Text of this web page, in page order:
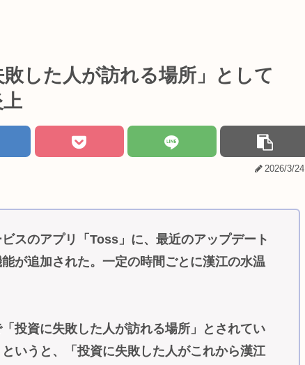
した人が訪れる場所」として
上
2026/3/24
スのアプリ「Toss」に、最近のアップデート
が追加された。一定の時間ごとに漢江の水温
投資に失敗した人が訪れる場所」とされてい
いうと、「投資に失敗した人がこれから漢江